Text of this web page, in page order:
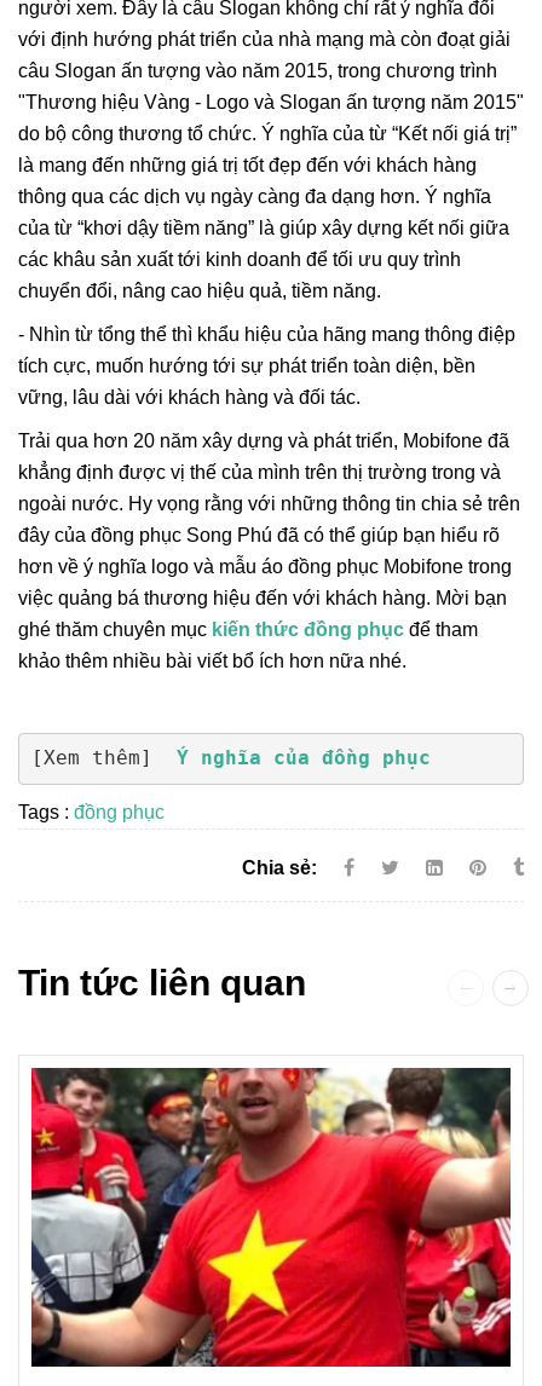
người xem. Đây là câu Slogan không chỉ rất ý nghĩa đối
với định hướng phát triển của nhà mạng mà còn đoạt giải
câu Slogan ấn tượng vào năm 2015, trong chương trình
"Thương hiệu Vàng - Logo và Slogan ấn tượng năm 2015"
do bộ công thương tổ chức. Ý nghĩa của từ “Kết nối giá trị”
là mang đến những giá trị tốt đẹp đến với khách hàng
thông qua các dịch vụ ngày càng đa dạng hơn. Ý nghĩa
của từ “khơi dậy tiềm năng” là giúp xây dựng kết nối giữa
các khâu sản xuất tới kinh doanh để tối ưu quy trình
chuyển đổi, nâng cao hiệu quả, tiềm năng.
- Nhìn từ tổng thể thì khẩu hiệu của hãng mang thông điệp
tích cực, muốn hướng tới sự phát triển toàn diện, bền
vững, lâu dài với khách hàng và đối tác.
Trải qua hơn 20 năm xây dựng và phát triển, Mobifone đã
khẳng định được vị thế của mình trên thị trường trong và
ngoài nước. Hy vọng rằng với những thông tin chia sẻ trên
đây của đồng phục Song Phú đã có thể giúp bạn hiểu rõ
hơn về ý nghĩa logo và mẫu áo đồng phục Mobifone trong
việc quảng bá thương hiệu đến với khách hàng. Mời bạn
ghé thăm chuyên mục kiến thức đồng phục để tham
khảo thêm nhiều bài viết bổ ích hơn nữa nhé.
[Xem thêm] Ý nghĩa của đồng phục
Tags : đồng phục
Chia sẻ:
Tin tức liên quan